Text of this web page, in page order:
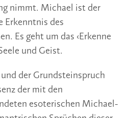
nimmt. Michael ist der
Erkenntnis des
Es geht um das ‹Erkenne
und Geist.
der Grundsteinspruch
der mit den
esoterischen Michael-